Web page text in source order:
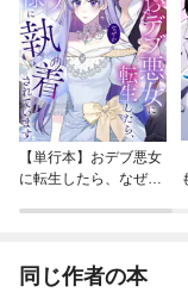
【単行本】おデブ悪女
に転生したら、なぜか
同じ作者の本